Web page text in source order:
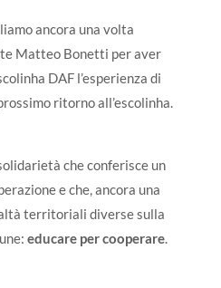
ancora una volta
Matteo Bonetti per aver
DAF l’esperienza di
ritorno all’escolinha.
che conferisce un
e che, ancora una
territoriali diverse sulla
educare per cooperare.